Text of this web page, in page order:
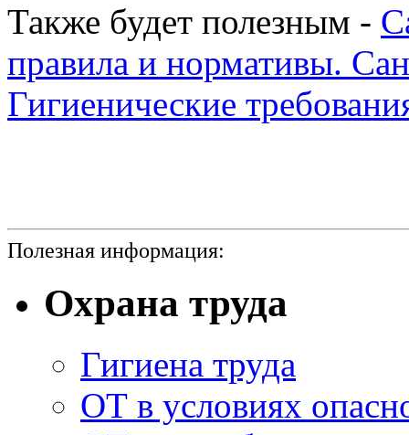
Также будет полезным -
правила и нормативы.
Гигиенические
Полезная информация:
Охрана труда
Гигиена труда
ОТ в условиях